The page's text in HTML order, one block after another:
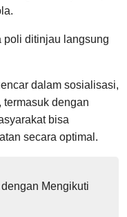
poli ditinjau langsung
dalam sosialisasi,
dengan
bisa
secara optimal.
Mengikuti